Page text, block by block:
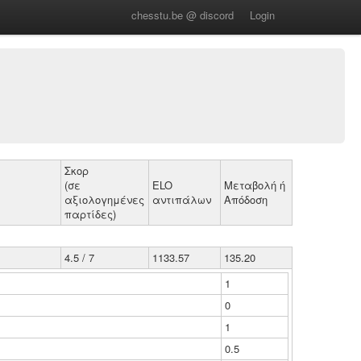
chesstu.be @ discord Login
Σκορ
(σε
αξιολογημένες
παρτίδες)
ELO
αντιπάλων
Μεταβολή ή
Απόδοση
4.5 / 7 1133.57
135.20
1
0
1
0.5